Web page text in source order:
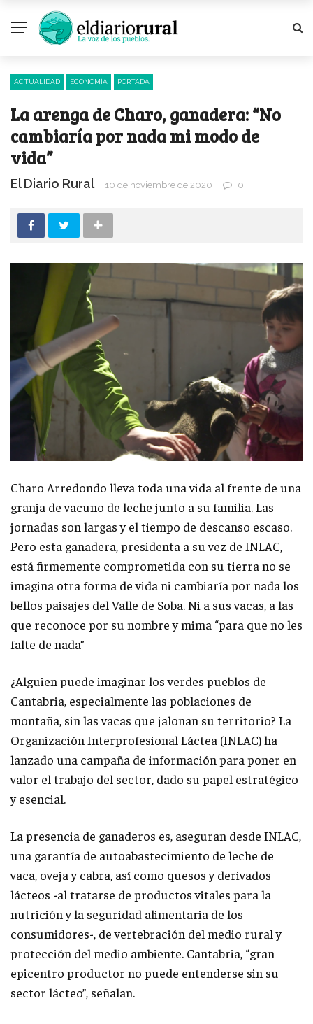
ACTUALIDAD ECONOMÍA PORTADA
La arenga de Charo, ganadera: “No
cambiaría por nada mi modo de
vida”
El Diario Rural 10 de noviembre de 2020 0
Charo Arredondo lleva toda una vida al frente de una
granja de vacuno de leche junto a su familia. Las
jornadas son largas y el tiempo de descanso escaso.
Pero esta ganadera, presidenta a su vez de INLAC,
está firmemente comprometida con su tierra no se
imagina otra forma de vida ni cambiaría por nada los
bellos paisajes del Valle de Soba. Ni a sus vacas, a las
que reconoce por su nombre y mima “para que no les
falte de nada”
¿Alguien puede imaginar los verdes pueblos de
Cantabria, especialmente las poblaciones de
montaña, sin las vacas que jalonan su territorio? La
Organización Interprofesional Láctea (INLAC) ha
lanzado una campaña de información para poner en
valor el trabajo del sector, dado su papel estratégico
y esencial.
La presencia de ganaderos es, aseguran desde INLAC,
una garantía de autoabastecimiento de leche de
vaca, oveja y cabra, así como quesos y derivados
lácteos -al tratarse de productos vitales para la
nutrición y la seguridad alimentaria de los
consumidores-, de vertebración del medio rural y
protección del medio ambiente. Cantabria, “gran
epicentro productor no puede entenderse sin su
sector lácteo”, señalan.